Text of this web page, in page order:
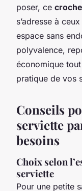
poser, ce
s’adresse à
espace sans
polyvalence,
économique
pratique de vos
Conseils
serviette
besoins
Choix selon
serviette
Pour une petite